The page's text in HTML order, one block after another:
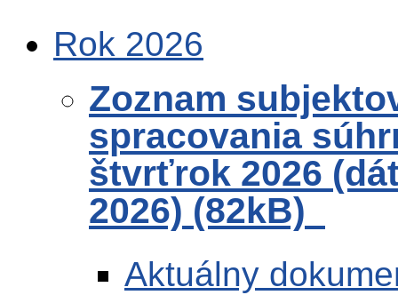
Rok 2026
Zoznam
spracovania
štvrťrok 2026
2026) (82kB)
Aktuálny